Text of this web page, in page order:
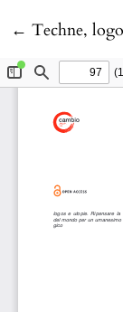
← Return to
Techne, logos e utopie.